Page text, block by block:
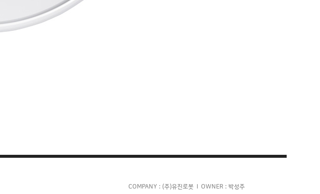
COMPANY : (주)유진로봇 l OWNER : 박성주